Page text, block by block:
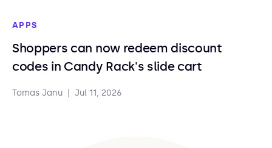
APPS
Shoppers can now redeem discount
codes in Candy Rack's slide cart
Tomas Janu Jul 11, 2026